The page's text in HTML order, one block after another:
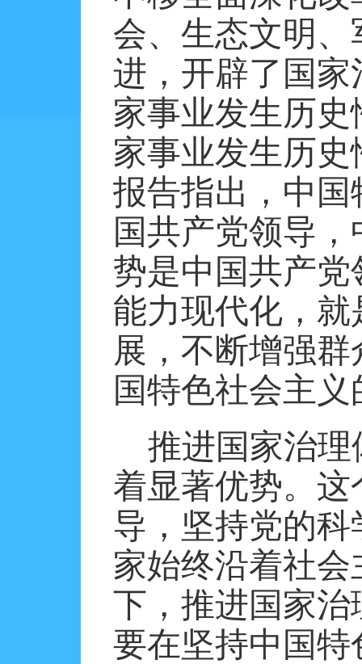
会、生态文明
进，开辟了国
家事业发生历
家事业发生历
报告指出，中
国共产党领导
势是中国共产
能力现代化，
展，不断增强
国特色社会主
推进国家治
着显著优势。
导，坚持党的
家始终沿着社
下，推进国家
要在坚持中国